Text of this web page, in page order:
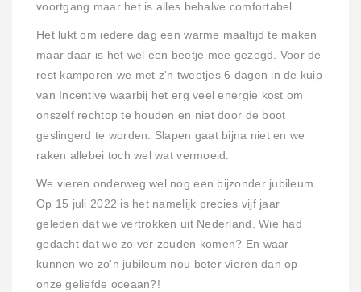
voortgang maar het is alles behalve comfortabel.
Het lukt om iedere dag een warme maaltijd te maken
maar daar is het wel een beetje mee gezegd. Voor de
rest kamperen we met z'n tweetjes 6 dagen in de kuip
van Incentive waarbij het erg veel energie kost om
onszelf rechtop te houden en niet door de boot
geslingerd te worden. Slapen gaat bijna niet en we
raken allebei toch wel wat vermoeid.
We vieren onderweg wel nog een bijzonder jubileum.
Op 15 juli 2022 is het namelijk precies vijf jaar
geleden dat we vertrokken uit Nederland. Wie had
gedacht dat we zo ver zouden komen? En waar
kunnen we zo'n jubileum nou beter vieren dan op
onze geliefde oceaan?!